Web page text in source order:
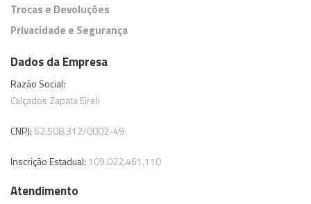
Trocas e Devoluções
Privacidade e Segurança
Dados da Empresa
Razão Social:
Calçados Zapata Eireli
CNPJ: 62.508.312/0002-49
Inscrição Estadual: 109.022.461.110
Atendimento